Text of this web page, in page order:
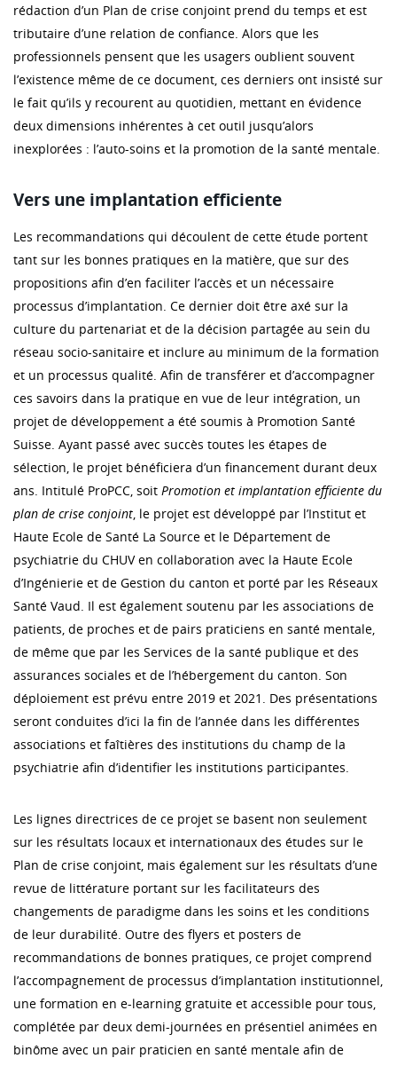
rédaction d’un Plan de crise conjoint prend du temps et est
tributaire d’une relation de confiance. Alors que les
professionnels pensent que les usagers oublient souvent
l’existence même de ce document, ces derniers ont insisté sur
le fait qu’ils y recourent au quotidien, mettant en évidence
deux dimensions inhérentes à cet outil jusqu’alors
inexplorées : l’auto-soins et la promotion de la santé mentale.
Vers une implantation efficiente
Les recommandations qui découlent de cette étude portent
tant sur les bonnes pratiques en la matière, que sur des
propositions afin d’en faciliter l’accès et un nécessaire
processus d’implantation. Ce dernier doit être axé sur la
culture du partenariat et de la décision partagée au sein du
réseau socio-sanitaire et inclure au minimum de la formation
et un processus qualité. Afin de transférer et d’accompagner
ces savoirs dans la pratique en vue de leur intégration, un
projet de développement a été soumis à Promotion Santé
Suisse. Ayant passé avec succès toutes les étapes de
sélection, le projet bénéficiera d’un financement durant deux
ans. Intitulé ProPCC, soit Promotion et implantation efficiente du
plan de crise conjoint, le projet est développé par l’Institut et
Haute Ecole de Santé La Source et le Département de
psychiatrie du CHUV en collaboration avec la Haute Ecole
d’Ingénierie et de Gestion du canton et porté par les Réseaux
Santé Vaud. Il est également soutenu par les associations de
patients, de proches et de pairs praticiens en santé mentale,
de même que par les Services de la santé publique et des
assurances sociales et de l’hébergement du canton. Son
déploiement est prévu entre 2019 et 2021. Des présentations
seront conduites d’ici la fin de l’année dans les différentes
associations et faîtières des institutions du champ de la
psychiatrie afin d’identifier les institutions participantes.
Les lignes directrices de ce projet se basent non seulement
sur les résultats locaux et internationaux des études sur le
Plan de crise conjoint, mais également sur les résultats d’une
revue de littérature portant sur les facilitateurs des
changements de paradigme dans les soins et les conditions
de leur durabilité. Outre des flyers et posters de
recommandations de bonnes pratiques, ce projet comprend
l’accompagnement de processus d’implantation institutionnel,
une formation en e-learning gratuite et accessible pour tous,
complétée par deux demi-journées en présentiel animées en
binôme avec un pair praticien en santé mentale afin de